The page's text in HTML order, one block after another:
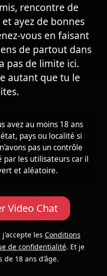
rencontre de
ayez de bonnes
vous en faisant
de partout dans
pas de limite ici.
autant que tu le
avez au moins 18 ans
pays ou localité si
pas un contrôle
les utilisateurs car il
et aléatoire.
Video Chat
les Conditions
de confidentialité. Et je
de 18 ans d'âge.